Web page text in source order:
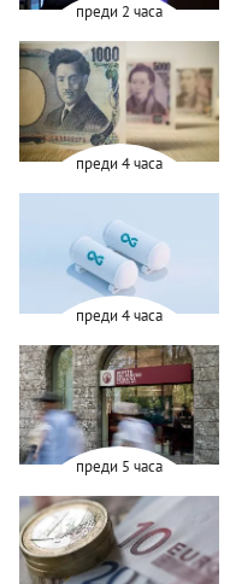
преди 2 часа
преди 4 часа
преди 4 часа
преди 5 часа